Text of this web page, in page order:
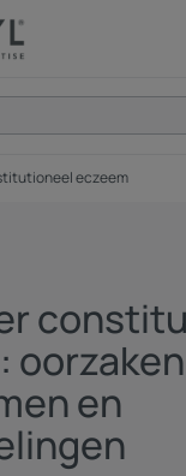
eczeem
en